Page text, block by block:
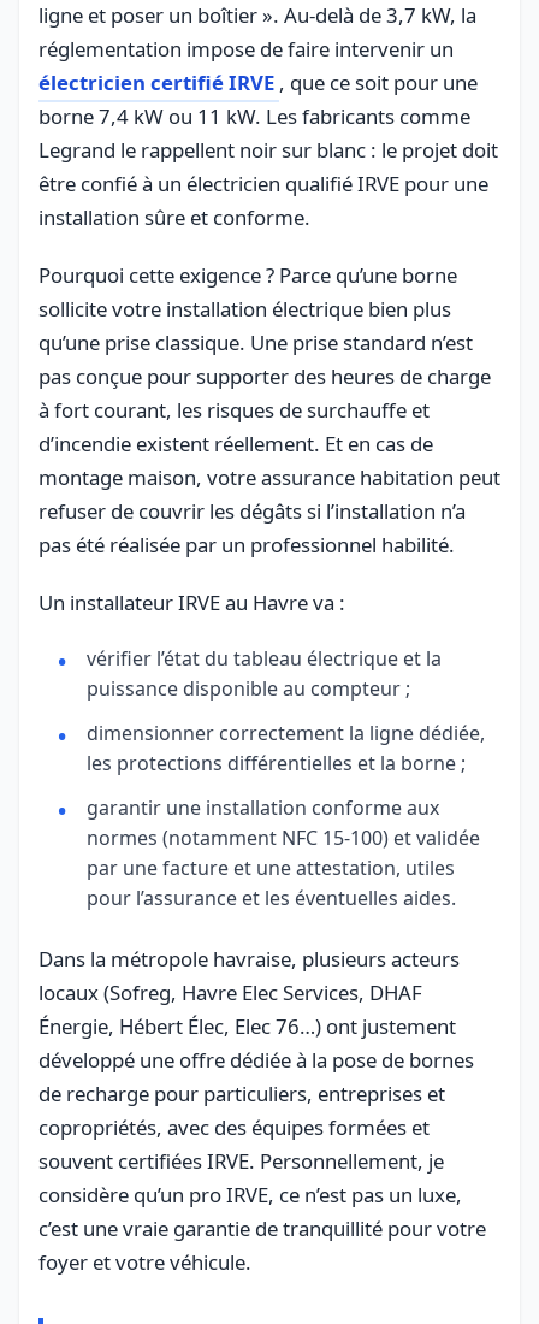
ligne et poser un boîtier ». Au-delà de 3,7 kW, la
réglementation impose de faire intervenir un
électricien certifié IRVE , que ce soit pour une
borne 7,4 kW ou 11 kW. Les fabricants comme
Legrand le rappellent noir sur blanc : le projet doit
être confié à un électricien qualifié IRVE pour une
installation sûre et conforme.
Pourquoi cette exigence ? Parce qu’une borne
sollicite votre installation électrique bien plus
qu’une prise classique. Une prise standard n’est
pas conçue pour supporter des heures de charge
à fort courant, les risques de surchauffe et
d’incendie existent réellement. Et en cas de
montage maison, votre assurance habitation peut
refuser de couvrir les dégâts si l’installation n’a
pas été réalisée par un professionnel habilité.
Un installateur IRVE au Havre va :
vérifier l’état du tableau électrique et la
puissance disponible au compteur ;
dimensionner correctement la ligne dédiée,
les protections différentielles et la borne ;
garantir une installation conforme aux
normes (notamment NFC 15-100) et validée
par une facture et une attestation, utiles
pour l’assurance et les éventuelles aides.
Dans la métropole havraise, plusieurs acteurs
locaux (Sofreg, Havre Elec Services, DHAF
Énergie, Hébert Élec, Elec 76…) ont justement
développé une offre dédiée à la pose de bornes
de recharge pour particuliers, entreprises et
copropriétés, avec des équipes formées et
souvent certifiées IRVE. Personnellement, je
considère qu’un pro IRVE, ce n’est pas un luxe,
c’est une vraie garantie de tranquillité pour votre
foyer et votre véhicule.